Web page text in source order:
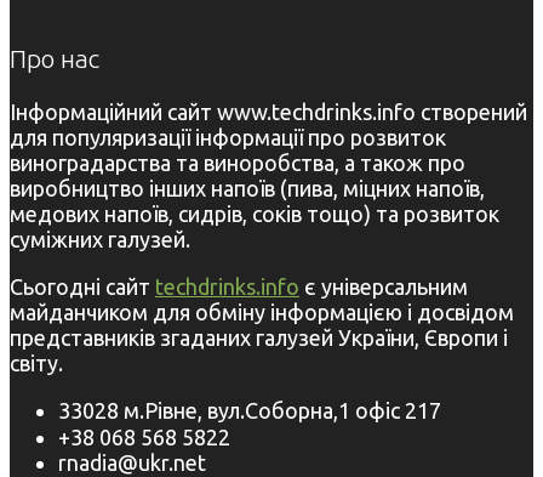
Про нас
Інформаційний сайт www.techdrinks.info створений
для популяризації інформації про розвиток
виноградарства та виноробства, а також про
виробництво інших напоїв (пива, міцних напоїв,
медових напоїв, сидрів, соків тощо) та розвиток
суміжних галузей.
Сьогодні сайт techdrinks.info є універсальним
майданчиком для обміну інформацією і досвідом
представників згаданих галузей України, Європи і
світу.
33028 м.Рівне, вул.Соборна,1 офіс 217
+38 068 568 5822
rnadia@ukr.net